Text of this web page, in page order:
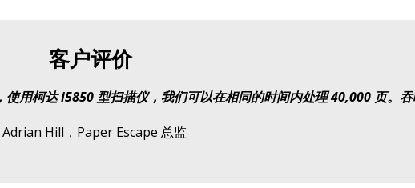
客户评价
用柯达 i5850 型扫描仪，我们可以在相同的时间内处理 40,000 页。
Adrian Hill，Paper Escape 总监